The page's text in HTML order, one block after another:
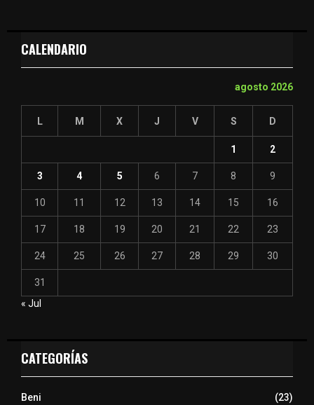
CALENDARIO
agosto 2026
L M X J V S D
1 2
3 4 5 6 7 8 9
10 11 12 13 14 15 16
17 18 19 20 21 22 23
24 25 26 27 28 29 30
31
« Jul
CATEGORÍAS
Beni
(23)